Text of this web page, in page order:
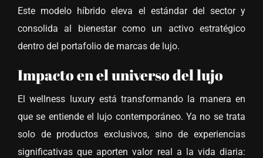
Este modelo híbrido eleva el estándar del sector y
consolida al bienestar como un activo estratégico
dentro del portafolio de marcas de lujo.
Impacto en el universo del lujo
El wellness luxury está transformando la manera en
que se entiende el lujo contemporáneo. Ya no se trata
solo de productos exclusivos, sino de experiencias
significativas que aporten valor real a la vida diaria: